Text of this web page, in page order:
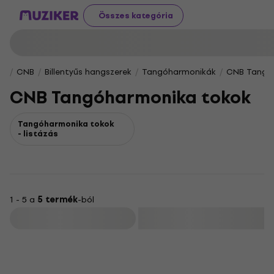
Összes kategória
CNB Billentyűs hangszerek Tangóharmonikák CNB
CNB Tangóharmonika tokok
Tangóharmonika tokok
- listázás
1 - 5 a 5 termék-ból